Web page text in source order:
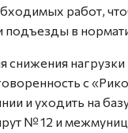
работ,
подъезды в
снижения нагрузки
с
и уходить на
№ 12 и